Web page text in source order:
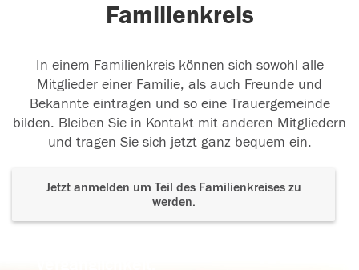
Familienkreis
In einem Familienkreis können sich sowohl alle
Mitglieder einer Familie, als auch Freunde und
Bekannte eintragen und so eine Trauergemeinde
bilden. Bleiben Sie in Kontakt mit anderen Mitgliedern
und tragen Sie sich jetzt ganz bequem ein.
Jetzt anmelden um Teil des Familienkreises zu
werden.